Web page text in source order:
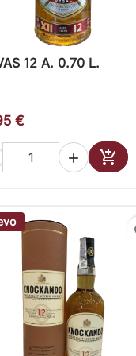
 Vista rápida
12 A. 0.70 L.
€
 